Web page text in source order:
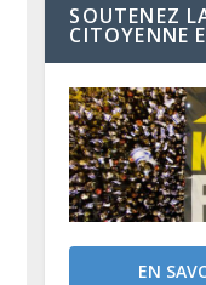
SOUTENEZ
CITOYENNE
EN